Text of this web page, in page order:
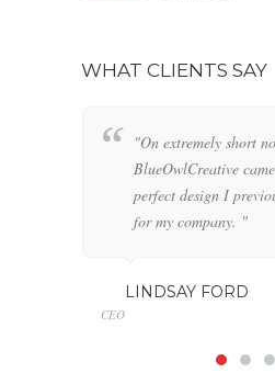
WHAT CLIENTS SAY
"On extremely short
BlueOwlCreative
perfect design I
for my company. "
LINDSAY FORD
CEO